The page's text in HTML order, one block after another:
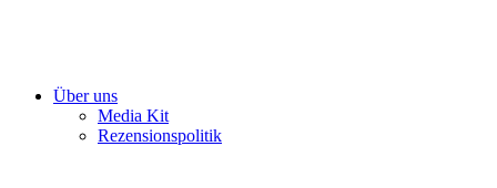
Über uns
Media Kit
Rezensionspolitik